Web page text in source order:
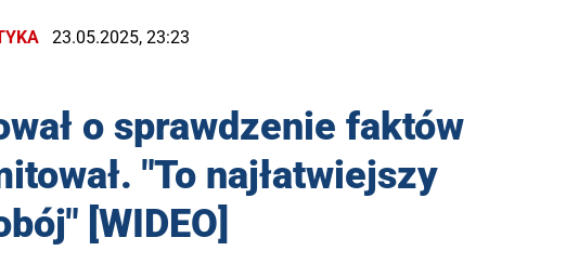
23.05.2025, 23:23
o sprawdzenie faktów
"To najłatwiejszy
[WIDEO]